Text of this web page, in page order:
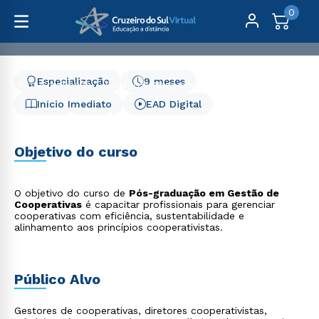
0
Pós-Graduação
Gestão e Negócios
Gestão de Cooperativas
Início Imediato
9 meses
Especialização
EAD Digital
Objetivo do curso
O objetivo do curso de Pós-graduação em Gestão de
Cooperativas é capacitar profissionais para gerenciar
cooperativas com eficiência, sustentabilidade e
alinhamento aos princípios cooperativistas.
Público Alvo
Gestores de cooperativas, diretores cooperativistas,